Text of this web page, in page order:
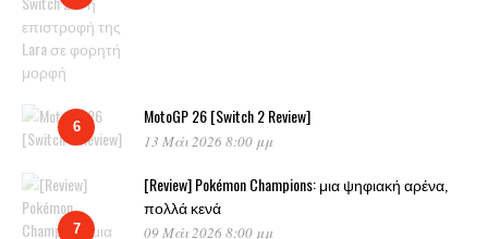
6 MotoGP 26 [Switch 2 Review]
13 Μάι 2026 8:00 μμ
7
[Review] Pokémon Champions: μια ψηφιακή αρένα,
πολλά κενά
09 Μάι 2026 8:00 μμ